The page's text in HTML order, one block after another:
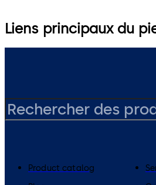
Liens principaux du
Product catalog